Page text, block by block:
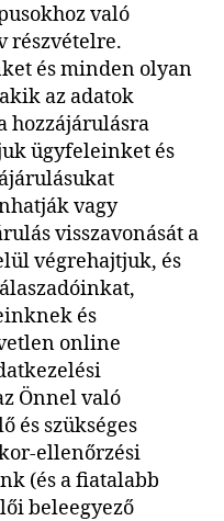
való
részvételre.
és minden olyan
az adatok
hozzájárulásra
ügyfeleinket és
vagy
visszavonását a
végrehajtjuk, és
és
online
Önnel való
és szükséges
ellenőrzési
(és a fiatalabb
beleegyező